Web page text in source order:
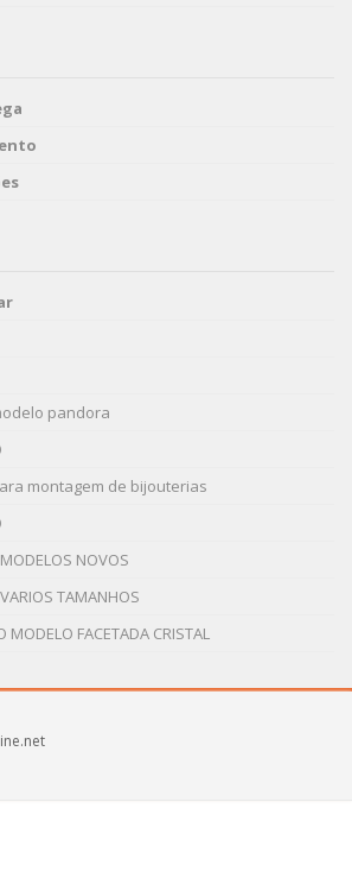
pandora
montagem de bijouterias
NOVOS
TAMANHOS
MODELO FACETADA CRISTAL